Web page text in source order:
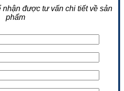
được tư vấn chi tiết về sản
phẩm